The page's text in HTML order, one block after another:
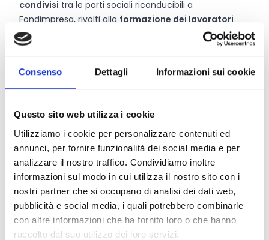
Consenso Dettagli Informazioni sui cookie
Questo sito web utilizza i cookie
Utilizziamo i cookie per personalizzare contenuti ed
annunci, per fornire funzionalità dei social media e per
analizzare il nostro traffico. Condividiamo inoltre
informazioni sul modo in cui utilizza il nostro sito con i
nostri partner che si occupano di analisi dei dati web,
pubblicità e social media, i quali potrebbero combinarle
con altre informazioni che ha fornito loro o che hanno
raccolto dal suo utilizzo dei loro servizi.
condivisi tra le parti sociali riconducibili a
Fondimpresa, rivolti alla formazione dei lavoratori
delle aziende aderenti
al Fondo che stanno
realizzando un progetto o un intervento di
nell’ambito delle proprie attività.
Conosci Obiettivo Europa?
Prova gratis